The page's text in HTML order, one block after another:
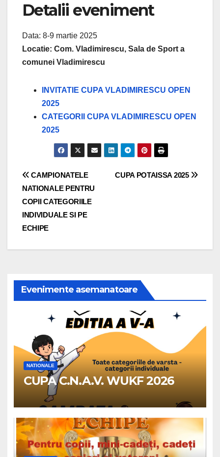
Detalii eveniment
Data: 8-9 martie 2025
Locatie: Com. Vladimirescu, Sala de Sport a
comunei Vladimirescu
INVITATIE CUPA VLADIMIRESCU OPEN
2025
CATEGORII CUPA VLADIMIRESCU OPEN
2025
Navigare
în
articole
CUPA POTAISSA 2025
CAMPIONATELE
NATIONALE PENTRU
COPII CATEGORIILE
INDIVIDUALE SI PE
ECHIPE
Evenimente asemanatoare
NATIONALE
CUPA C.N.A.V. WUKF 2026